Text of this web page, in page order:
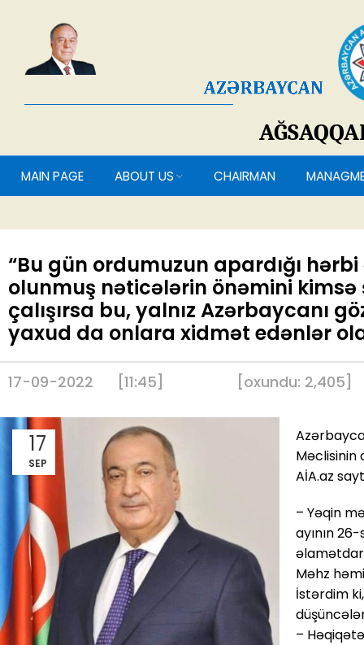
MAIN PAGE ABOUT US CHAIRMAN
“Bu gün ordumuzun apardığı
olunmuş nəticələrin önəmini
çalışırsa bu, yalnız Azərbaycanı
yaxud da onlara xidmət edənlər
17-09-2022 [11:45] [oxundu: 2,405]
17
SEP
Məclisinin
AİA.az
– Yəqin
ayının
Məhz
İstərdim
–